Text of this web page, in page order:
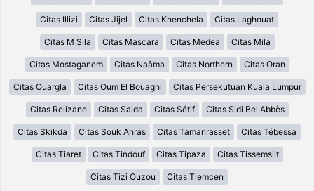
Citas Illizi Citas Jijel Citas Khenchela Citas Laghouat
Citas M Sila Citas Mascara Citas Medea Citas Mila
Citas Mostaganem Citas Naâma Citas Northern Citas Oran
Citas Ouargla Citas Oum El Bouaghi Citas Persekutuan Kuala Lumpur
Citas Relizane Citas Saida Citas Sétif Citas Sidi Bel Abbès
Citas Skikda Citas Souk Ahras Citas Tamanrasset Citas Tébessa
Citas Tiaret Citas Tindouf Citas Tipaza Citas Tissemsilt
Citas Tizi Ouzou Citas Tlemcen